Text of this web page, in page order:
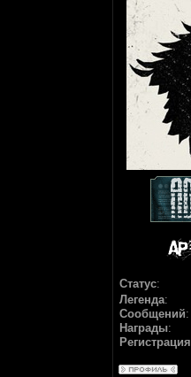
Статус:
Легенда:
Сообщений:
Награды:
Регистрация